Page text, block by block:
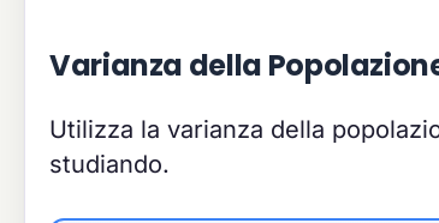
Varianza della
Utilizza la varianza della
studiando.